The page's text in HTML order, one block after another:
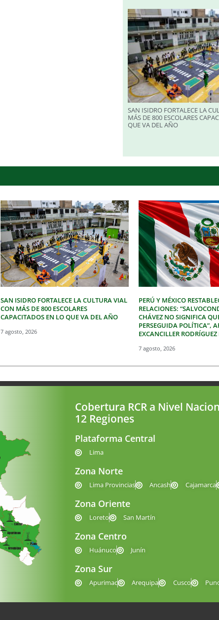
SAN ISIDRO FORTALECE LA
MÁS DE 800 ESCOLARES
QUE VA DEL AÑO
SAN ISIDRO FORTALECE LA CULTURA VIAL
CON MÁS DE 800 ESCOLARES
CAPACITADOS EN LO QUE VA DEL AÑO
7 agosto, 2026
PERÚ Y MÉXICO
RELACIONES:
CHÁVEZ NO SIGNIFICA
PERSEGUIDA POLÍTICA”,
EXCANCILLER
7 agosto, 2026
Cobertura RCR a Nivel
12 Regiones
Plataforma Central
Lima
Zona Norte
Lima Provincias Ancash Cajamarca
Zona Oriente
Loreto San Martín
Zona Centro
Huánuco Junín
Zona Sur
Apurimac Arequipa Cusco